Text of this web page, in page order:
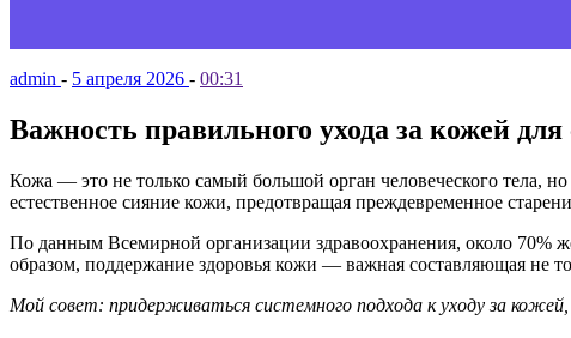
admin - 5 апреля 2026 - 00:31
Важность правильного ухода за кожей
Кожа — это не только самый большой орган человеческого тела,
естественное сияние кожи, предотвращая преждевременное
По данным Всемирной организации здравоохранения, около 70%
образом, поддержание здоровья кожи — важная составляющая не
Мой совет: придерживаться системного подхода к уходу за